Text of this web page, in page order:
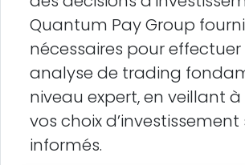
Quantum Pay Group
nécessaires pour effectuer
analyse de trading
niveau expert, en veillant
vos choix
informés.